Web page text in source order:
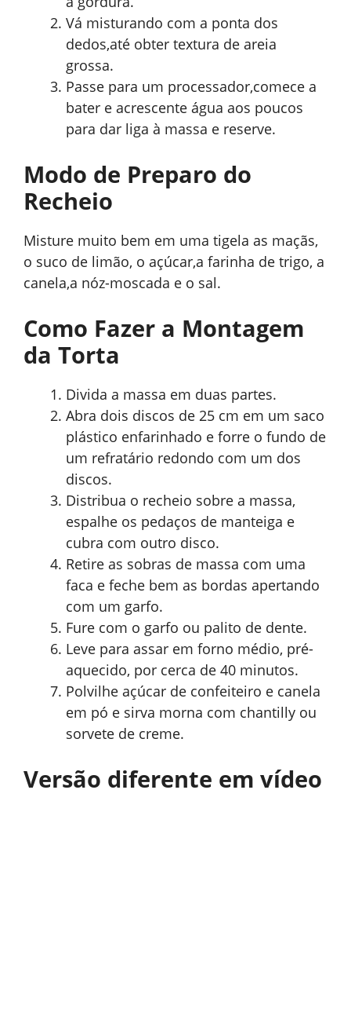
Vá misturando com a ponta dos
dedos,até obter textura de areia
grossa.
Passe para um processador,comece a
bater e acrescente água aos poucos
para dar liga à massa e reserve.
Modo de Preparo do
Recheio
Misture muito bem em uma tigela as maçãs,
o suco de limão, o açúcar,a farinha de trigo, a
canela,a nóz-moscada e o sal.
Como Fazer a Montagem
da Torta
Divida a massa em duas partes.
Abra dois discos de 25 cm em um saco
plástico enfarinhado e forre o fundo de
um refratário redondo com um dos
discos.
Distribua o recheio sobre a massa,
espalhe os pedaços de manteiga e
cubra com outro disco.
Retire as sobras de massa com uma
faca e feche bem as bordas apertando
com um garfo.
Fure com o garfo ou palito de dente.
Leve para assar em forno médio, pré-
aquecido, por cerca de 40 minutos.
Polvilhe açúcar de confeiteiro e canela
em pó e sirva morna com chantilly ou
sorvete de creme.
Versão diferente em vídeo